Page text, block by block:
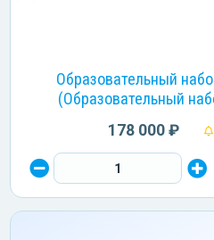
Образовательный
(Образовательный
178 000 ₽